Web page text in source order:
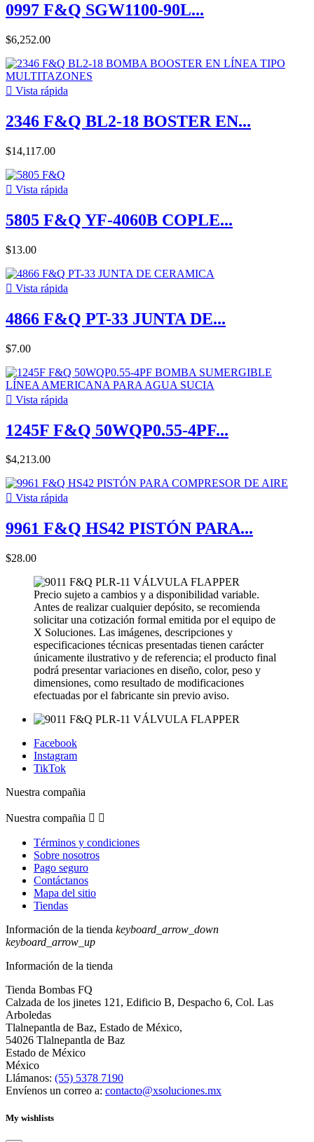
0997 F&Q SGW1100-90L...
$6,252.00
 Vista rápida
2346 F&Q BL2-18 BOSTER EN...
$14,117.00
 Vista rápida
5805 F&Q YF-4060B COPLE...
$13.00
 Vista rápida
4866 F&Q PT-33 JUNTA DE...
$7.00
 Vista rápida
1245F F&Q 50WQP0.55-4PF...
$4,213.00
 Vista rápida
9961 F&Q HS42 PISTÓN PARA...
$28.00
Precio sujeto a cambios y a disponibilidad variable.
Antes de realizar cualquier depósito, se recomienda
solicitar una cotización formal emitida por el equipo de
X Soluciones. Las imágenes, descripciones y
especificaciones técnicas presentadas tienen carácter
únicamente ilustrativo y de referencia; el producto final
podrá presentar variaciones en diseño, color, peso y
dimensiones, como resultado de modificaciones
efectuadas por el fabricante sin previo aviso.
Facebook
Instagram
TikTok
Nuestra compañia
Nuestra compañia  
Términos y condiciones
Sobre nosotros
Pago seguro
Contáctanos
Mapa del sitio
Tiendas
Información de la tienda keyboard_arrow_down
keyboard_arrow_up
Información de la tienda
Tienda Bombas FQ
Calzada de los jinetes 121, Edificio B, Despacho 6, Col. Las
Arboledas
Tlalnepantla de Baz, Estado de México,
54026 Tlalnepantla de Baz
Estado de México
México
Llámanos: (55) 5378 7190
Envíenos un correo a: contacto@xsoluciones.mx
My wishlists